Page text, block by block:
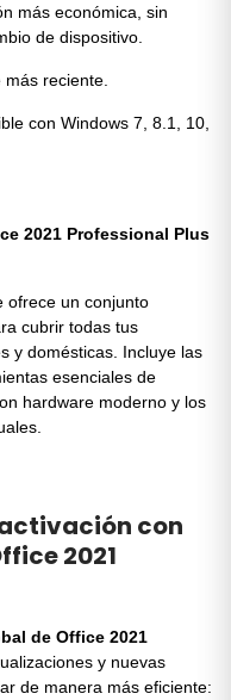
más económica, sin
de dispositivo.
reciente.
con Windows 7, 8.1, 10,
2021 Professional Plus
ofrece un conjunto
cubrir todas tus
y domésticas. Incluye las
esenciales de
hardware moderno y los
con
2021
de Office 2021
y nuevas
de manera más eficiente: